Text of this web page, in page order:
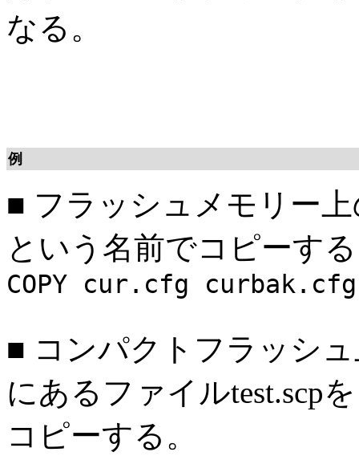
なる。
例
■ フラッシュメモリー
という名前でコピーす
COPY cur.cfg curbak.cfg
■ コンパクトフラッシ
にあるファイルtest.scp
コピーする。